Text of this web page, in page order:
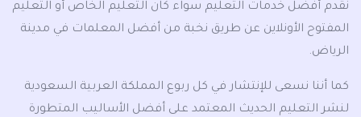
نقدم أفضل خدمات التعليم سواء كان التعليم الخاص أو التعليم
المفتوح الأونلاين عن طريق نخبة من أفضل المعلمات في مدينة
الرياض.
كما أننا نسعى للإنتشار في كل ربوع المملكة العربية السعودية
لنشر التعليم الحديث المعتمد على أفضل الأساليب المتطورة